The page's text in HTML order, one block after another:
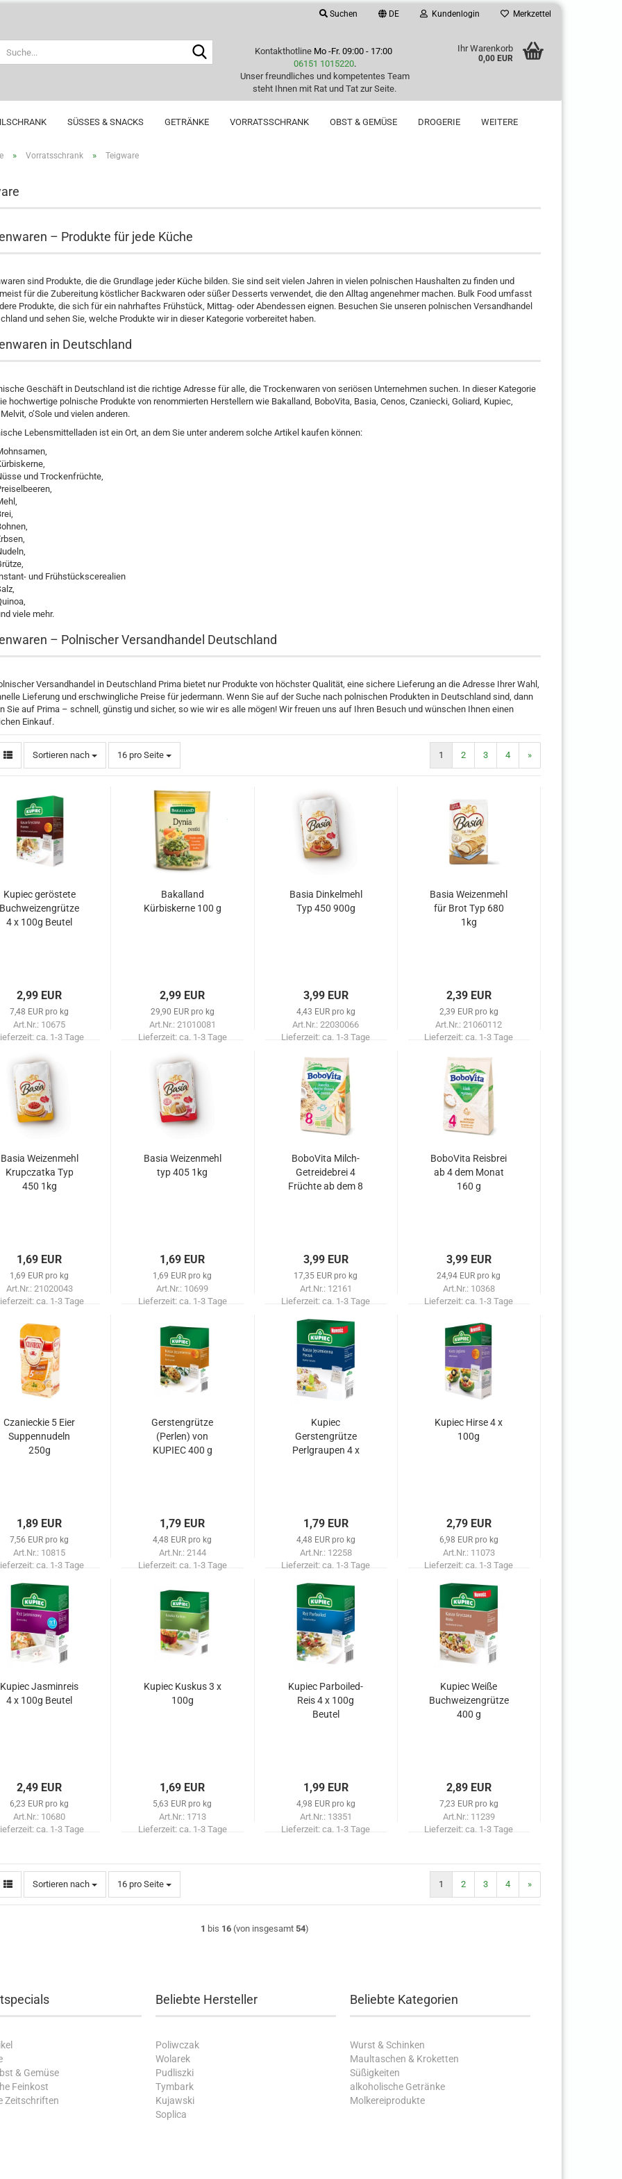
Suchen DE Kundenlogin Merkzettel
Kontakthotline Mo -Fr. 09:00 - 17:00
06151 1015220.
Unser freundliches und kompetentes Team
steht Ihnen mit Rat und Tat zur Seite.
Ihr Warenkorb
0,00 EUR
SÜSSES & SNACKS GETRÄNKE VORRATSSCHRANK OBST & GEMÜSE DROGERIE WEITERE
» Vorratsschrank » Teigware
– Produkte für jede Küche
sind Produkte, die die Grundlage jeder Küche bilden. Sie sind seit vielen Jahren in vielen polnischen Haushalten zu finden und
für die Zubereitung köstlicher Backwaren oder süßer Desserts verwendet, die den Alltag angenehmer machen. Bulk Food umfasst
Produkte, die sich für ein nahrhaftes Frühstück, Mittag- oder Abendessen eignen. Besuchen Sie unseren polnischen Versandhandel
und sehen Sie, welche Produkte wir in dieser Kategorie vorbereitet haben.
in Deutschland
Geschäft in Deutschland ist die richtige Adresse für alle, die Trockenwaren von seriösen Unternehmen suchen. In dieser Kategorie
hochwertige polnische Produkte von renommierten Herstellern wie Bakalland, BoboVita, Basia, Cenos, Czaniecki, Goliard, Kupiec,
o’Sole und vielen anderen.
Lebensmittelladen ist ein Ort, an dem Sie unter anderem solche Artikel kaufen können:
und Trockenfrüchte,
und Frühstückscerealien
viele mehr.
– Polnischer Versandhandel Deutschland
Versandhandel in Deutschland Prima bietet nur Produkte von höchster Qualität, eine sichere Lieferung an die Adresse Ihrer Wahl,
Lieferung und erschwingliche Preise für jedermann. Wenn Sie auf der Suche nach polnischen Produkten in Deutschland sind, dann
Sie auf Prima – schnell, günstig und sicher, so wie wir es alle mögen! Wir freuen uns auf Ihren Besuch und wünschen Ihnen einen
Einkauf.
Sortieren nach
Sortieren nach 16 pro Seite
pro Seite 1 2 3 4 »
Kupiec geröstete
Buchweizengrütze
4 x 100g Beutel
2,99 EUR
7,48 EUR pro kg
Art.Nr.: 10675
ca. 1-3 Tage
Bakalland
Kürbiskerne 100 g
2,99 EUR
29,90 EUR pro kg
Art.Nr.: 21010081
Lieferzeit: ca. 1-3 Tage
Basia Dinkelmehl
Typ 450 900g
3,99 EUR
4,43 EUR pro kg
Art.Nr.: 22030066
Lieferzeit:ca. 1-3 Tage
Basia Weizenmehl
für Brot Typ 680
1kg
2,39 EUR
2,39 EUR pro kg
Art.Nr.: 21060112
Lieferzeit:ca. 1-3 Tage
Basia Weizenmehl
Krupczatka Typ
450 1kg
1,69 EUR
1,69 EUR pro kg
Art.Nr.: 21020043
ca. 1-3 Tage
Basia Weizenmehl
typ 405 1kg
1,69 EUR
1,69 EUR pro kg
Art.Nr.: 10699
Lieferzeit: ca. 1-3 Tage
BoboVita Milch-
Getreidebrei 4
Früchte ab dem 8
3,99 EUR
17,35 EUR pro kg
Art.Nr.: 12161
Lieferzeit:ca. 1-3 Tage
BoboVita Reisbrei
ab 4 dem Monat
160 g
3,99 EUR
24,94 EUR pro kg
Art.Nr.: 10368
Lieferzeit:ca. 1-3 Tage
Czanieckie 5 Eier
Suppennudeln
250g
1,89 EUR
7,56 EUR pro kg
Art.Nr.: 10815
ca. 1-3 Tage
Gerstengrütze
(Perlen) von
KUPIEC 400 g
1,79 EUR
4,48 EUR pro kg
Art.Nr.: 2144
Lieferzeit: ca. 1-3 Tage
Kupiec
Gerstengrütze
Perlgraupen 4 x
1,79 EUR
4,48 EUR pro kg
Art.Nr.: 12258
Lieferzeit:ca. 1-3 Tage
Kupiec Hirse 4 x
100g
2,79 EUR
6,98 EUR pro kg
Art.Nr.: 11073
Lieferzeit:ca. 1-3 Tage
Kupiec Jasminreis
4 x 100g Beutel
2,49 EUR
6,23 EUR pro kg
Art.Nr.: 10680
ca. 1-3 Tage
Kupiec Kuskus 3 x
100g
1,69 EUR
5,63 EUR pro kg
Art.Nr.: 1713
Lieferzeit: ca. 1-3 Tage
Kupiec Parboiled-
Reis 4 x 100g
Beutel
1,99 EUR
4,98 EUR pro kg
Art.Nr.: 13351
Lieferzeit:ca. 1-3 Tage
Kupiec Weiße
Buchweizengrütze
400 g
2,89 EUR
7,23 EUR pro kg
Art.Nr.: 11239
Lieferzeit:ca. 1-3 Tage
Sortieren nach
Sortieren nach 16 pro Seite
pro Seite 1 2 3 4 »
1 bis 16(von insgesamt 54)
& Gemüse
Feinkost
Zeitschriften
Beliebte Hersteller
Poliwczak
Wolarek
Pudliszki
Tymbark
Kujawski
Soplica
Beliebte Kategorien
Wurst & Schinken
Maultaschen & Kroketten
Süßigkeiten
alkoholische Getränke
Molkereiprodukte